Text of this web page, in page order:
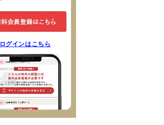
ログインはこちら